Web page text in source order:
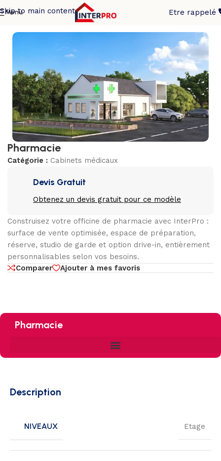
Skip to main content
Menu
Etre rappelé
Cabinets médicaux
Pharmacie
Catégorie : Cabinets médicaux
Devis Gratuit
Obtenez un devis gratuit pour ce modèle
Construisez votre officine de pharmacie avec InterPro :
surface de vente optimisée, espace de préparation,
réserve, studio de garde et option drive-in, entièrement
personnalisables selon vos besoins.
Comparer
Ajouter à mes favoris
Pharmacie
Description
NIVEAUX Etage